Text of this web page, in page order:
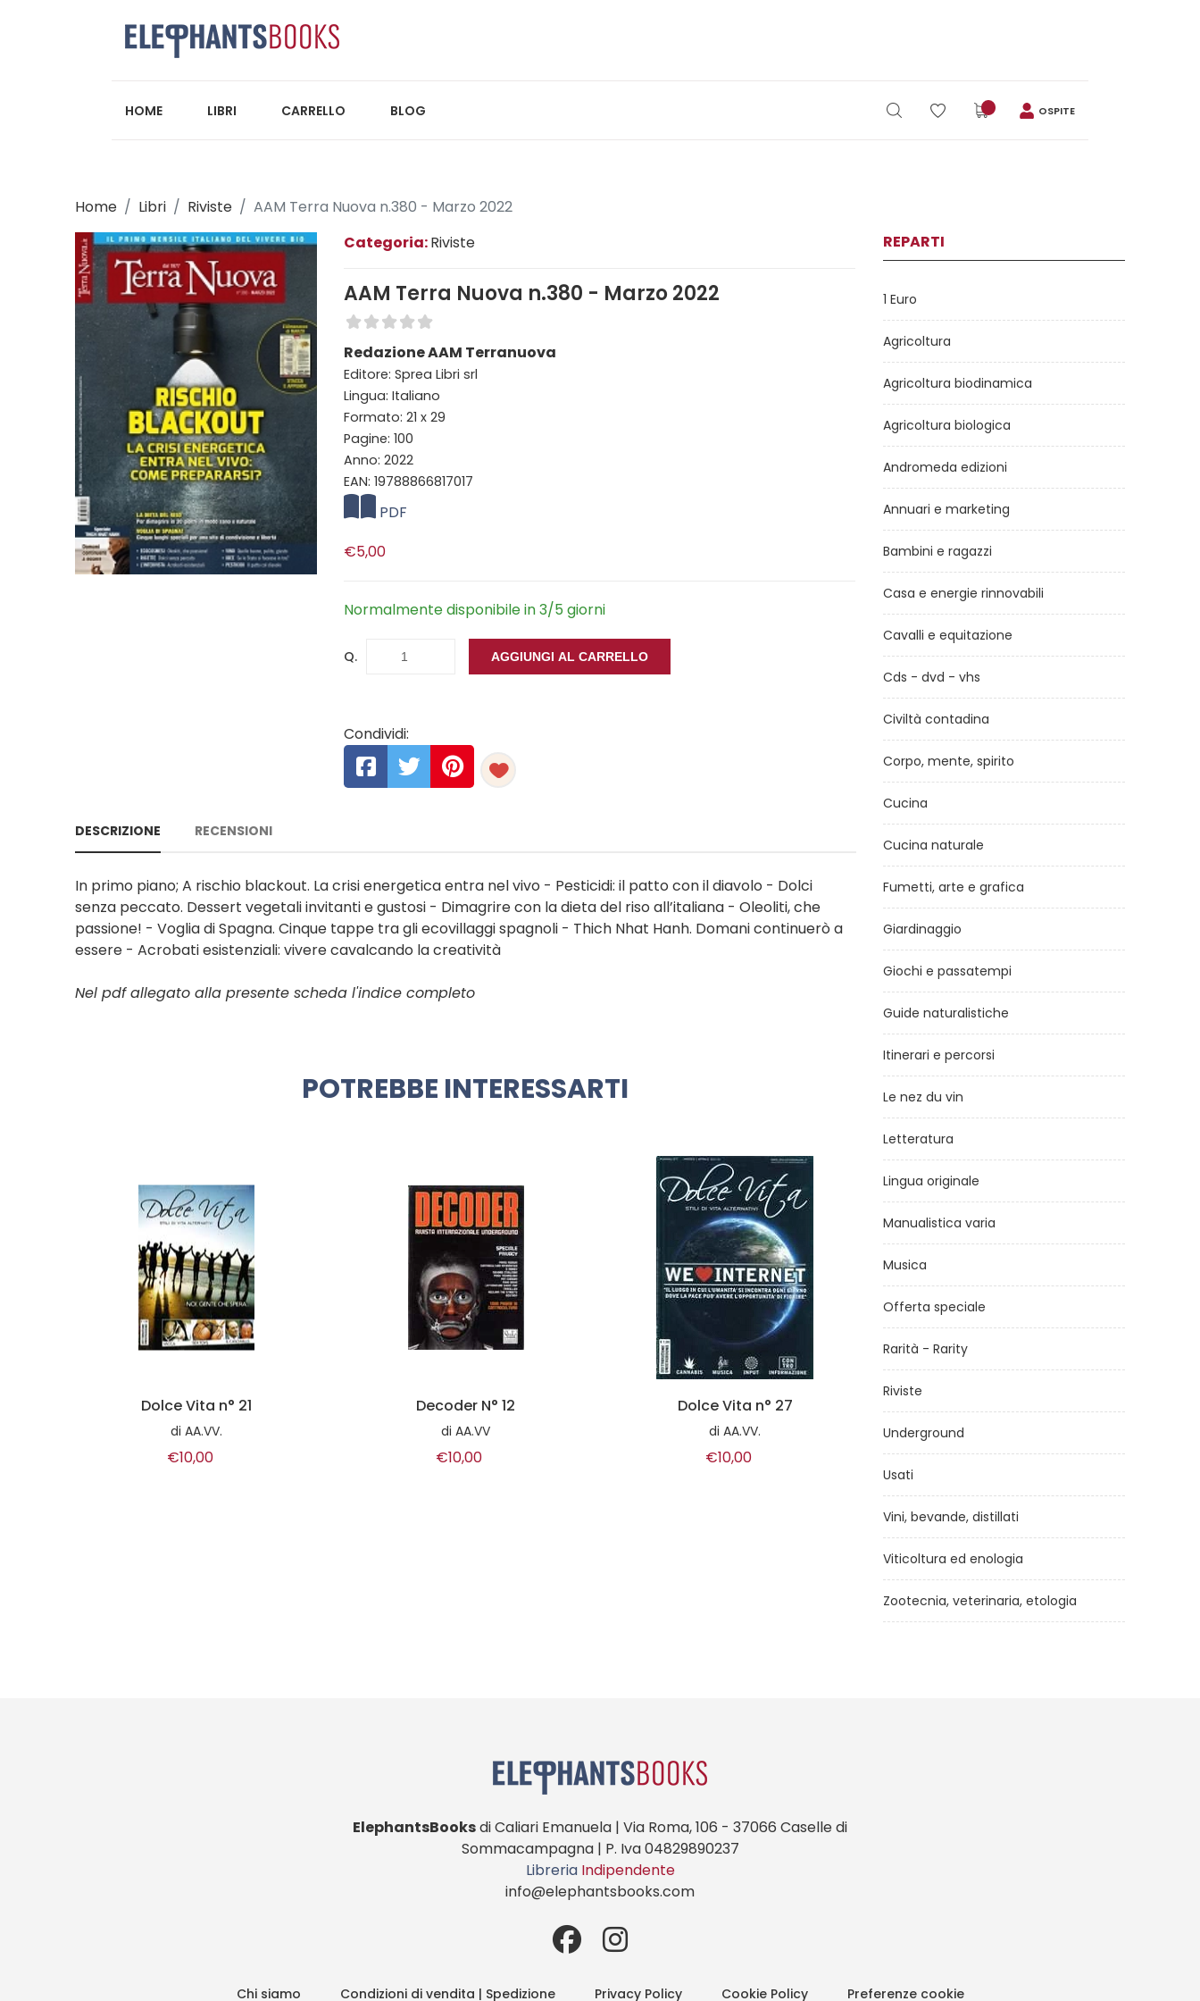
HOME LIBRI CARRELLO BLOG OSPITE
Home Libri Riviste
AAM Terra Nuova n.380 - Marzo 2022
Categoria:Riviste
AAM Terra Nuova n.380 - Marzo 2022
Redazione AAM Terranuova
Editore: Sprea Libri srl
Lingua: Italiano
Formato: 21 x 29
Pagine: 100
Anno: 2022
EAN: 19788866817017
PDF
€5,00
Normalmente disponibile in 3/5 giorni
Q. AGGIUNGI AL CARRELLO
Condividi:
DESCRIZIONE RECENSIONI
In primo piano; A rischio blackout. La crisi energetica entra nel vivo - Pesticidi: il patto con il diavolo - Dolci
senza peccato. Dessert vegetali invitanti e gustosi - Dimagrire con la dieta del riso all’italiana - Oleoliti, che
passione! - Voglia di Spagna. Cinque tappe tra gli ecovillaggi spagnoli - Thich Nhat Hanh. Domani continuerò a
essere - Acrobati esistenziali: vivere cavalcando la creatività
Nel pdf allegato alla presente scheda l'indice completo
POTREBBE INTERESSARTI
Dolce Vita n° 21
diAA.VV.
€10,00
Decoder N° 12
diAA.VV
€10,00
Dolce Vita n° 27
diAA.VV.
€10,00
Luglio-Agosto 2024
diRedazione AAM Terranuova
REPARTI
1 Euro
Agricoltura
Agricoltura biodinamica
Agricoltura biologica
Andromeda edizioni
Annuari e marketing
Bambini e ragazzi
Casa e energie rinnovabili
Cavalli e equitazione
Cds - dvd - vhs
Civiltà contadina
Corpo, mente, spirito
Cucina
Cucina naturale
Fumetti, arte e grafica
Giardinaggio
Giochi e passatempi
Guide naturalistiche
Itinerari e percorsi
Le nez du vin
Letteratura
Lingua originale
Manualistica varia
Musica
Offerta speciale
Rarità - Rarity
Riviste
Underground
Usati
Vini, bevande, distillati
Viticoltura ed enologia
Zootecnia, veterinaria, etologia
ElephantsBooksdi Caliari Emanuela | Via Roma, 106 - 37066 Caselle di
Sommacampagna | P. Iva 04829890237
Libreria Indipendente
info@elephantsbooks.com
Chi siamo Condizioni di vendita | Spedizione Privacy Policy Cookie Policy Preferenze cookie